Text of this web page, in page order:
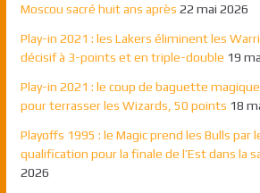
Moscou sacré huit ans après 22 mai 2026
Play-in 2021 : les Lakers éliminent les
décisif à 3-points et en triple-double 19
Play-in 2021 : le coup de baguette
pour terrasser les Wizards, 50 points 18
Playoffs 1995 : le Magic prend les Bulls par
qualification pour la finale de l’Est dans la
2026